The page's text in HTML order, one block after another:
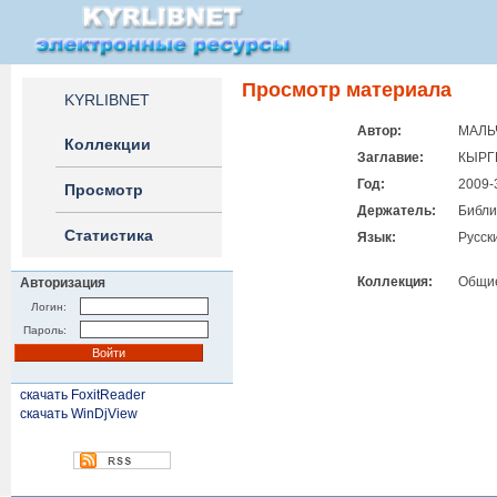
KYRLIBNET
Коллекции
Просмотр
Статистика
Авторизация
Логин:
Пароль:
скачать FoxitReader
скачать WinDjView
Просмотр материала
Автор:
Заглавие:
Год:
2009-
Держатель:
Язык:
Коллекция: